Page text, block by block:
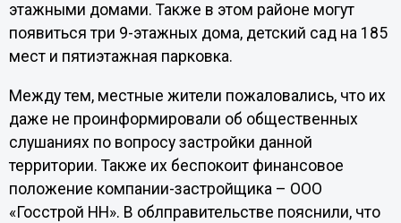
этажными домами. Также в этом районе могут
появиться три 9-этажных дома, детский сад на 185
мест и пятиэтажная парковка.
Между тем, местные жители пожаловались, что их
даже не проинформировали об общественных
слушаниях по вопросу застройки данной
территории. Также их беспокоит финансовое
положение компании-застройщика – ООО
«Госстрой НН». В облправительстве пояснили, что